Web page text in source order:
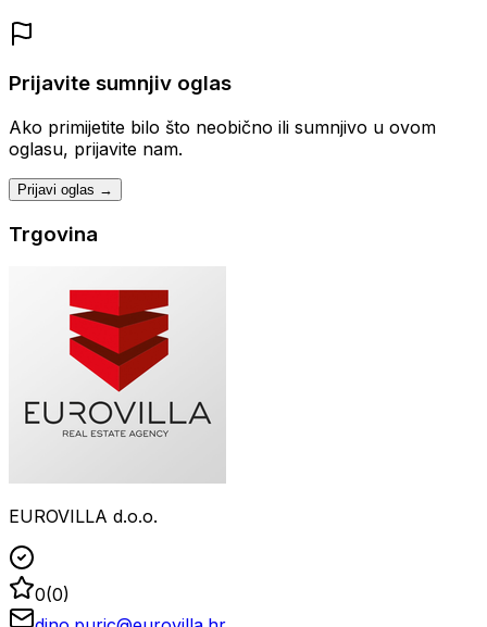
Prijavite sumnjiv oglas
Ako primijetite bilo što neobično ili sumnjivo u ovom
oglasu, prijavite nam.
Prijavi oglas →
Trgovina
EUROVILLA d.o.o.
0(0)